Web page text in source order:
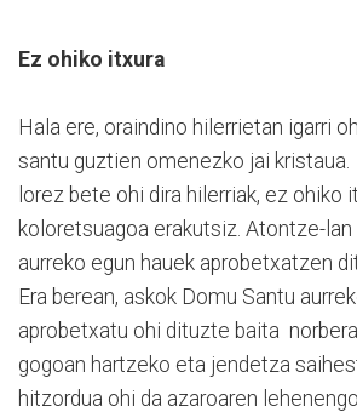
Ez ohiko itxura
Hala ere, oraindino hilerrietan igarri
santu guztien omenezko jai
lorez bete ohi dira hilerriak, ez ohiko
koloretsuagoa erakutsiz. Atontze-lan
aurreko egun hauek aprobetxatzen
Era berean, askok Domu Santu
aprobetxatu ohi dituzte baita
gogoan hartzeko eta jendetza
hitzordua ohi da azaroaren